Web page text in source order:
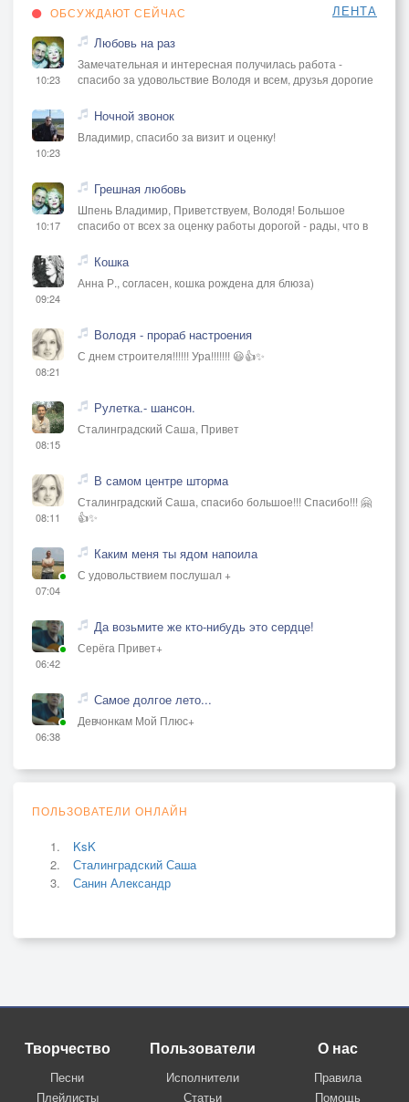
ОБСУЖДАЮТ СЕЙЧАС ЛЕНТА
10:23
Любовь на раз
Замечательная и интересная получилась работа -
спасибо за удовольствие Володя и всем, друзья дорогие
10:23
Ночной звонок
Владимир, спасибо за визит и оценку!
10:17
Грешная любовь
Шпень Владимир, Приветствуем, Володя! Большое
спасибо от всех за оценку работы дорогой - рады, что в
09:24
Кошка
Анна Р., согласен, кошка рождена для блюза)
08:21
Володя - прораб настроения
С днем строителя!!!!!! Ура!!!!!!! 😃👍✨
08:15
Рулетка.- шансон.
Сталинградский Саша, Привет
08:11
В самом центре шторма
Сталинградский Саша, спасибо большое!!! Спасибо!!! 🤗
👍✨
07:04
Каким меня ты ядом напоила
С удовольствием послушал +
06:42
Да возьмите же кто-нибудь это сердце!
Серёга Привет+
06:38
Самое долгое лето...
Девчонкам Мой Плюс+
ПОЛЬЗОВАТЕЛИ ОНЛАЙН
KsK
Сталинградский Саша
Санин Александр
Творчество
Песни
Плейлисты
Пользователи
Исполнители
Статьи
О нас
Правила
Помощь